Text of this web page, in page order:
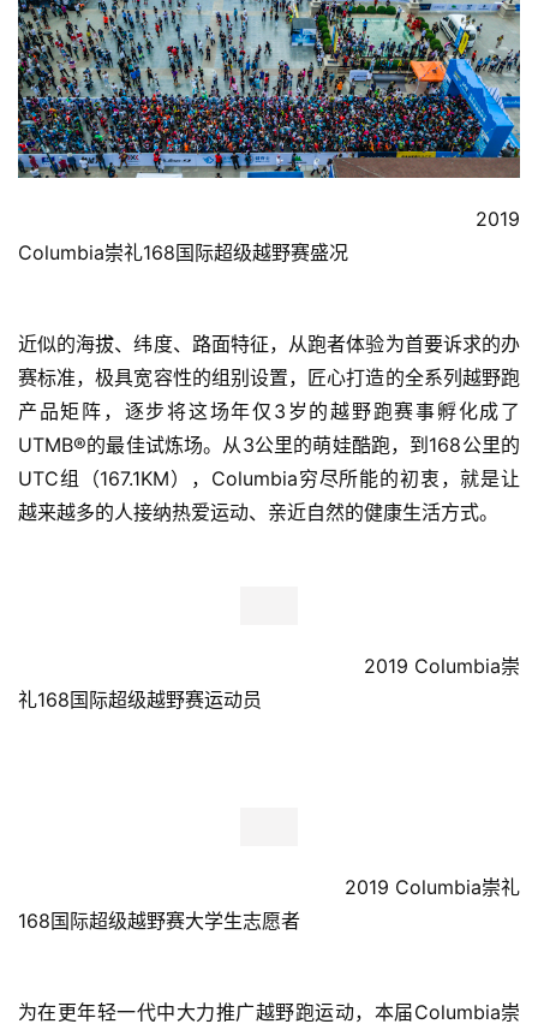
2019
Columbia崇礼168国际超级越野赛盛况
近似的海拔、纬度、路面特征，从跑者体验为首要诉求的办
赛标准，极具宽容性的组别设置，匠心打造的全系列越野跑
产品矩阵，逐步将这场年仅3岁的越野跑赛事孵化成了
UTMB®️的最佳试炼场。从3公里的萌娃酷跑，到168公里的
UTC组（167.1KM），Columbia穷尽所能的初衷，就是让
越来越多的人接纳热爱运动、亲近自然的健康生活方式。